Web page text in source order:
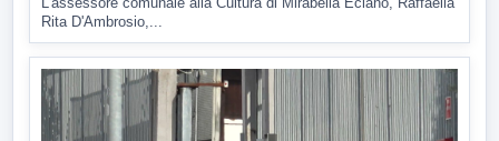
Rita D'Ambrosio,...